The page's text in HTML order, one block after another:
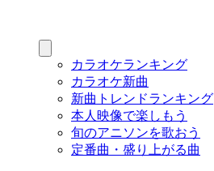
カラオケランキング
カラオケ新曲
新曲トレンドランキング
本人映像で楽しもう
旬のアニソンを歌おう
定番曲・盛り上がる曲